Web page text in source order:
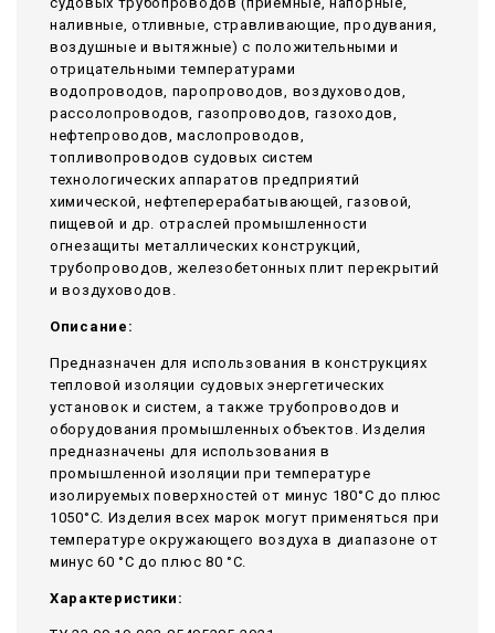
наливные, отливные, стравливающие, продувания,
воздушные и вытяжные) с положительными и
отрицательными температурами
водопроводов, паропроводов, воздуховодов,
рассолопроводов, газопроводов, газоходов,
нефтепроводов, маслопроводов,
топливопроводов судовых систем
технологических аппаратов предприятий
химической, нефтеперерабатывающей, газовой,
пищевой и др. отраслей промышленности
огнезащиты металлических конструкций,
трубопроводов, железобетонных плит перекрытий
и воздуховодов.
Описание:
Предназначен для использования в конструкциях
тепловой изоляции судовых энергетических
установок и систем, а также трубопроводов и
оборудования промышленных объектов. Изделия
предназначены для использования в
промышленной изоляции при температуре
изолируемых поверхностей от минус 180°С до плюс
1050°С. Изделия всех марок могут применяться при
температуре окружающего воздуха в диапазоне от
минус 60 °С до плюс 80 °С.
Характеристики: